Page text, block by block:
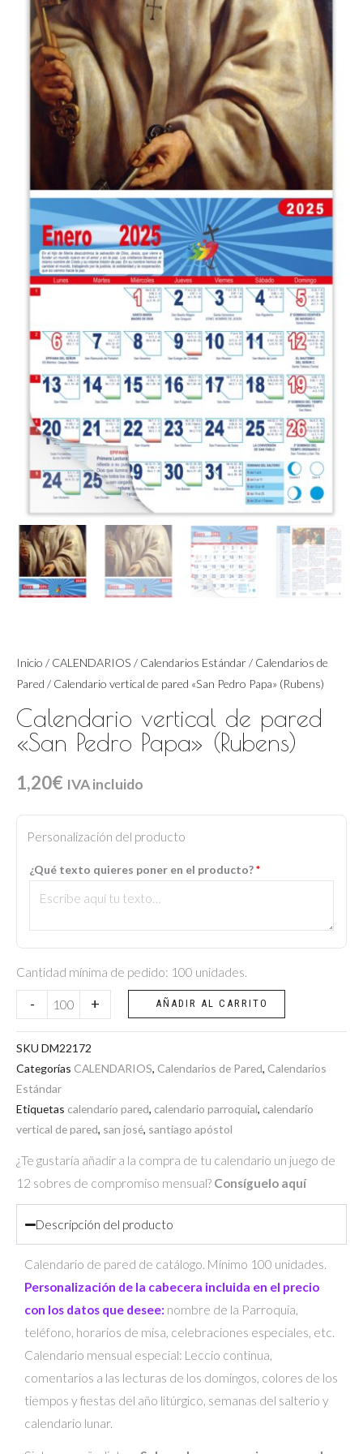
Inicio / CALENDARIOS / Calendarios Estándar/ Calendarios de
Pared / Calendario vertical de pared «San Pedro Papa» (Rubens)
Calendario vertical de pared
«San Pedro Papa» (Rubens)
1,20€ IVA incluido
Personalización del producto
¿Qué texto quieres poner en el producto?*
Cantidad mínima de pedido: 100 unidades.
-
Calendario
vertical
pared
Pedro
Papa"
(Rubens)
cantidad
+ AÑADIR AL CARRITO
SKU DM22172
Categorías CALENDARIOS, Calendarios de Pared, Calendarios
Estándar
Etiquetas calendario pared, calendario parroquial, calendario
vertical de pared, san josé, santiago apóstol
¿Te gustaría añadir a la compra de tu calendario un juego de
12 sobres de compromiso mensual? Consíguelo aquí
Descripción del producto
Calendario de pared de catálogo. Mínimo 100 unidades.
Personalización de la cabecera incluida en el precio
con los datos que desee: nombre de la Parroquia,
teléfono, horarios de misa, celebraciones especiales, etc.
Calendario mensual especial: Leccio continua,
comentarios a las lecturas de los domingos, colores de los
tiempos y fiestas del año litúrgico, semanas del salterio y
calendario lunar.